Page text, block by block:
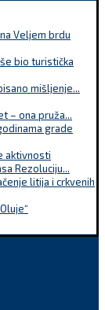
Veljem brdu
bio turistička
mišljenje...
– ona pruža...
grade
aktivnosti
Rezoluciju...
litija i crkvenih